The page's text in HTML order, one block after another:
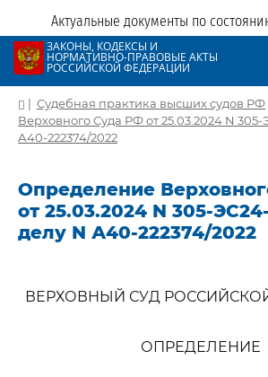
Актуальные документы по
ЗАКОНЫ, КОДЕКСЫ И
НОРМАТИВНО-ПРАВОВЫЕ АКТЫ
РОССИЙСКОЙ ФЕДЕРАЦИИ
| Судебная практика высших судов РФ
Верховного Суда РФ от 25.03.2024 N 305-
А40-222374/2022
Определение
от 25.03.2024 N 305-
делу N А40-222374/2022
ВЕРХОВНЫЙ СУД
ОПРЕДЕЛЕНИЕ